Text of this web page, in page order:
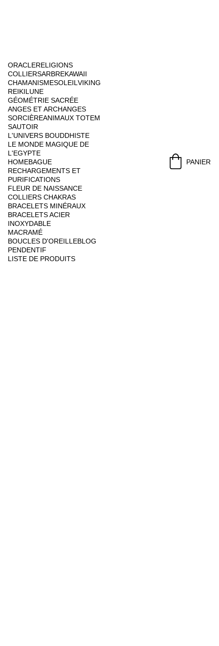
ORACLERELIGIONS
COLLIERSARBREKAWAII
CHAMANISMESOLEIL VIKING
REIKILUNE
GÉOMÉTRIE SACRÉE
ANGES ET ARCHANGES
SORCIÈREANIMAUX TOTEM
SAUTOIR
L'UNIVERS BOUDDHISTE
LE MONDE MAGIQUE DE
L'EGYPTE
HOMEBAGUE
RECHARGEMENTS ET
PURIFICATIONS
FLEUR DE NAISSANCE
COLLIERS CHAKRAS
BRACELETS MINÉRAUX
BRACELETS ACIER
INOXYDABLE
MACRAMÉ
BOUCLES D'OREILLEBLOG
PENDENTIF
LISTE DE PRODUITS
PANIER